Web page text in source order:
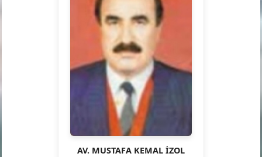
AV. MUSTAFA KEMAL İZOL